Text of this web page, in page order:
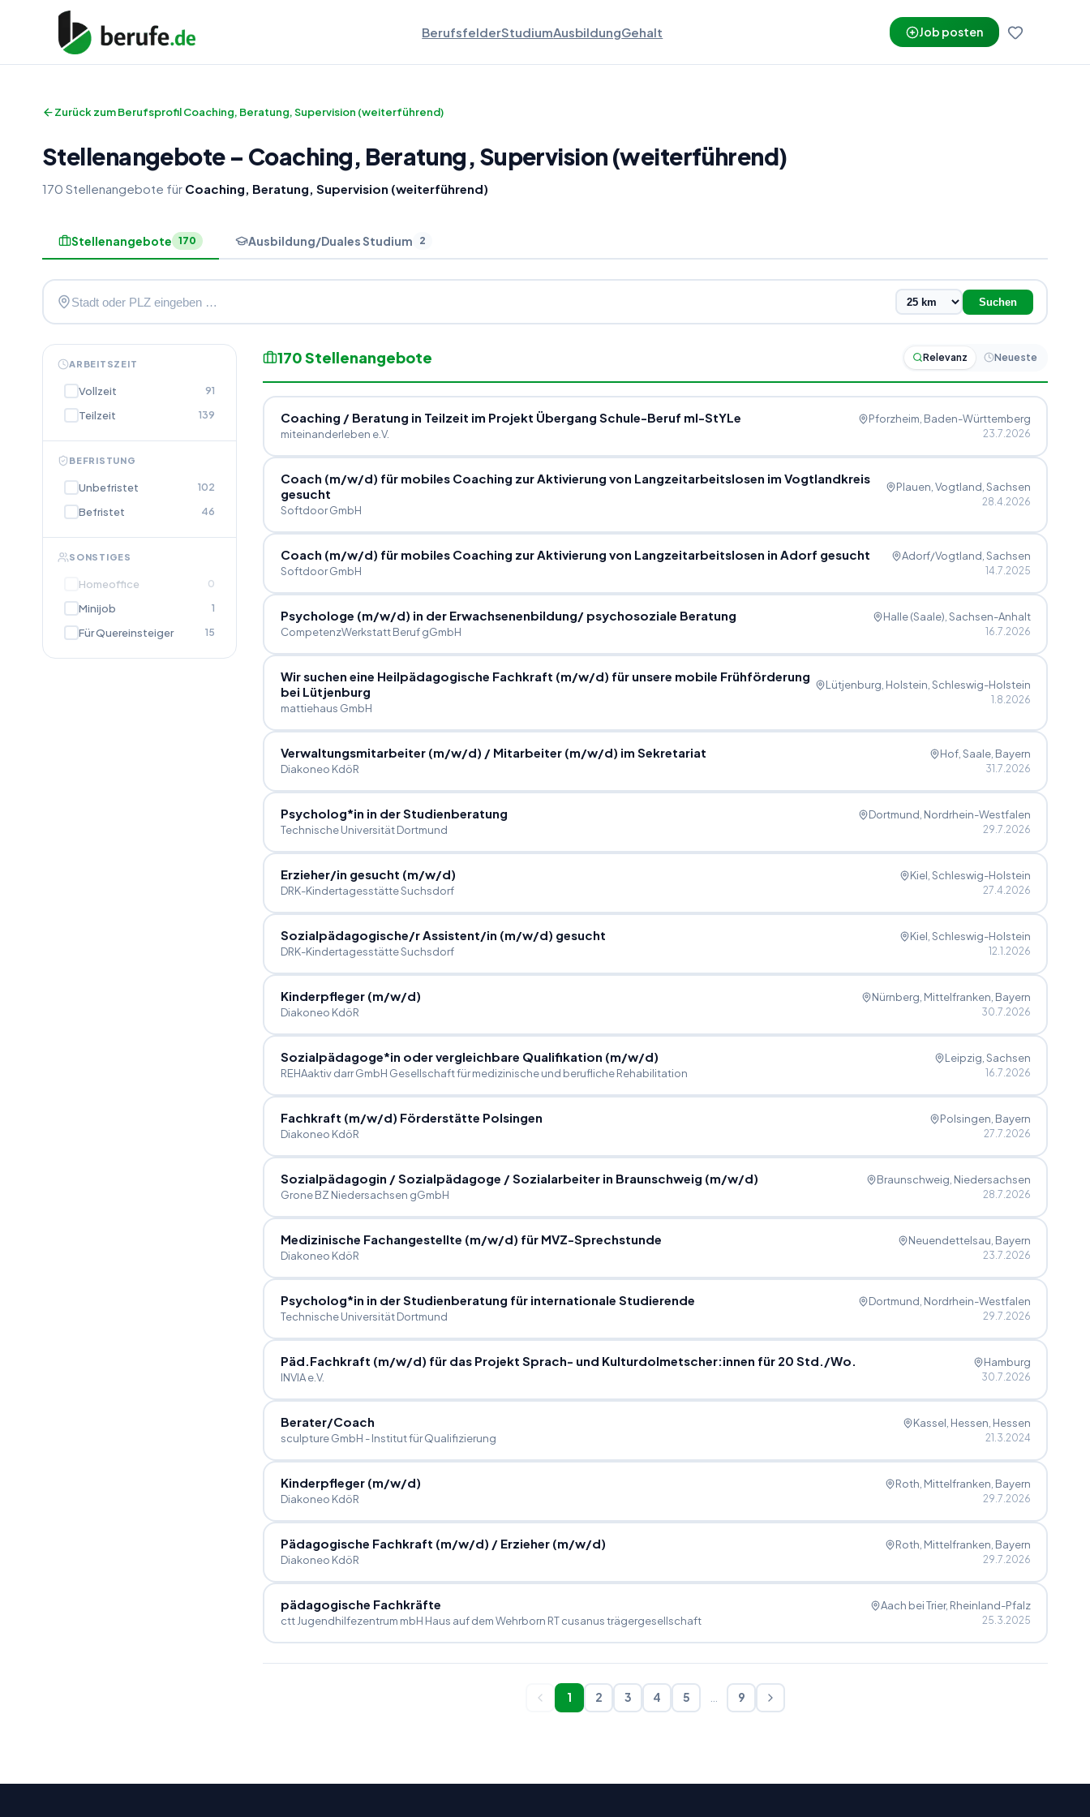
BerufsfelderStudiumAusbildungGehalt Job posten
Zurück zum BerufsprofilCoaching, Beratung, Supervision (weiterführend)
Stellenangebote– Coaching, Beratung, Supervision (weiterführend)
170 Stellenangebote für Coaching, Beratung, Supervision (weiterführend)
Stellenangebote 170 Ausbildung/Duales Studium 2
Suchen
ARBEITSZEIT
Vollzeit 91
Teilzeit 139
BEFRISTUNG
Unbefristet 102
Befristet 46
SONSTIGES
Homeoffice 0
Minijob 1
Für Quereinsteiger 15
170Stellenangebote Relevanz Neueste
Coaching /Beratung in Teilzeit im Projekt Übergang Schule-Beruf ml-StYLe
miteinanderleben e.V.
Pforzheim , Baden-Württemberg
23.7.2026
Coach (m/w/d) für mobiles Coaching zur Aktivierung von Langzeitarbeitslosen im Vogtlandkreis
gesucht
Softdoor GmbH
Plauen, Vogtland , Sachsen
28.4.2026
Coach (m/w/d) für mobiles Coaching zur Aktivierung von Langzeitarbeitslosen in Adorf gesucht
Softdoor GmbH
Adorf/Vogtland , Sachsen
14.7.2025
Psychologe (m/w/d) in der Erwachsenenbildung/psychosoziale Beratung
CompetenzWerkstatt Beruf gGmbH
Halle (Saale) , Sachsen-Anhalt
16.7.2026
Wir suchen eine Heilpädagogische Fachkraft (m/w/d) für unsere mobile Frühförderung
bei Lütjenburg
mattiehaus GmbH
Lütjenburg, Holstein , Schleswig-Holstein
1.8.2026
Verwaltungsmitarbeiter (m/w/d) /Mitarbeiter (m/w/d) im Sekretariat
Diakoneo KdöR
Hof, Saale, Bayern
31.7.2026
Psycholog*in in der Studienberatung
Technische Universität Dortmund
Dortmund , Nordrhein-Westfalen
29.7.2026
Erzieher/in gesucht (m/w/d)
DRK-Kindertagesstätte Suchsdorf
Kiel , Schleswig-Holstein
27.4.2026
Sozialpädagogische/r Assistent/in (m/w/d) gesucht
DRK-Kindertagesstätte Suchsdorf
Kiel , Schleswig-Holstein
12.1.2026
Kinderpfleger (m/w/d)
Diakoneo KdöR
Nürnberg, Mittelfranken , Bayern
30.7.2026
Sozialpädagoge*in oder vergleichbare Qualifikation (m/w/d)
REHAaktiv darr GmbH Gesellschaft für medizinische und berufliche Rehabilitation
Leipzig , Sachsen
16.7.2026
Fachkraft (m/w/d) Förderstätte Polsingen
Diakoneo KdöR
Polsingen , Bayern
27.7.2026
Sozialpädagogin /Sozialpädagoge /Sozialarbeiter in Braunschweig (m/w/d)
Grone BZ Niedersachsen gGmbH
Braunschweig , Niedersachsen
28.7.2026
Medizinische Fachangestellte (m/w/d) für MVZ-Sprechstunde
Diakoneo KdöR
Neuendettelsau , Bayern
23.7.2026
Psycholog*in in der Studienberatung für internationale Studierende
Technische Universität Dortmund
Dortmund , Nordrhein-Westfalen
29.7.2026
Päd.Fachkraft (m/w/d) für das Projekt Sprach- und Kulturdolmetscher:innen für 20 Std./Wo.
INVIA e.V.
Hamburg
30.7.2026
Berater/Coach
sculpture GmbH - Institut für Qualifizierung
Kassel, Hessen , Hessen
21.3.2024
Kinderpfleger (m/w/d)
Diakoneo KdöR
Roth, Mittelfranken , Bayern
29.7.2026
Pädagogische Fachkraft (m/w/d) /Erzieher (m/w/d)
Diakoneo KdöR
Roth, Mittelfranken , Bayern
29.7.2026
pädagogische Fachkräfte
ctt Jugendhilfezentrum mbH Haus auf dem Wehrborn RT cusanus trägergesellschaft
Aach bei Trier, Rheinland-Pfalz
25.3.2025
1 2 3 4 5 9